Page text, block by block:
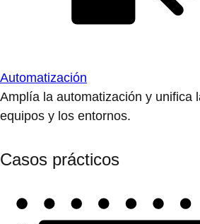
Automatización
Amplía la automatización y unifica
equipos y los entornos.
Casos prácticos